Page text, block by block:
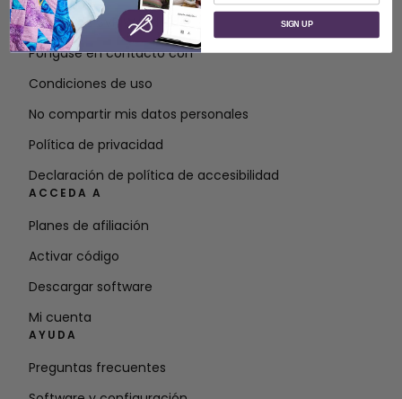
Acerca de SVP Worldwide
Póngase en contacto con
Condiciones de uso
No compartir mis datos personales
Política de privacidad
Declaración de política de accesibilidad
ACCEDA A
Planes de afiliación
Activar código
Descargar software
Mi cuenta
AYUDA
Preguntas frecuentes
SIGN UP